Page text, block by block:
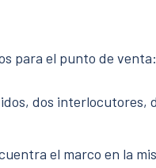
para el punto de venta:
dos interlocutores,
el marco en la